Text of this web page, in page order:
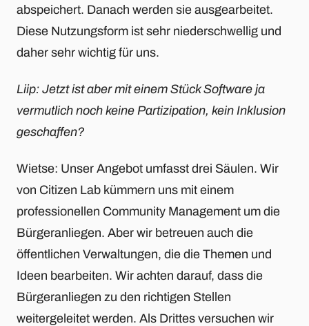
abspeichert. Danach werden sie ausgearbeitet.
Diese Nutzungsform ist sehr niederschwellig und
daher sehr wichtig für uns.
Liip: Jetzt ist aber mit einem Stück Software ja
vermutlich noch keine Partizipation, kein Inklusion
geschaffen?
Wietse: Unser Angebot umfasst drei Säulen. Wir
von Citizen Lab kümmern uns mit einem
professionellen Community Management um die
Bürgeranliegen. Aber wir betreuen auch die
öffentlichen Verwaltungen, die die Themen und
Ideen bearbeiten. Wir achten darauf, dass die
Bürgeranliegen zu den richtigen Stellen
weitergeleitet werden. Als Drittes versuchen wir